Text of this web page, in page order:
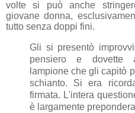
volte si può anche
giovane donna,
tutto senza doppi fini.
Gli si presentò
pensiero e dovette
lampione che gli capitò
schianto. Si era
firmata. L'intera
è largamente